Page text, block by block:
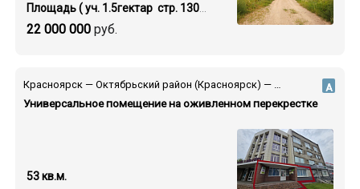
22 000 000руб.
Площадь ( уч. 1.5гектар стр. 1300 кв.м.)
Красноярск — Октябрьский район (Красноярск) — ул. Высотная
Универсальное помещение на оживленном перекрестке
А
53 кв.м.